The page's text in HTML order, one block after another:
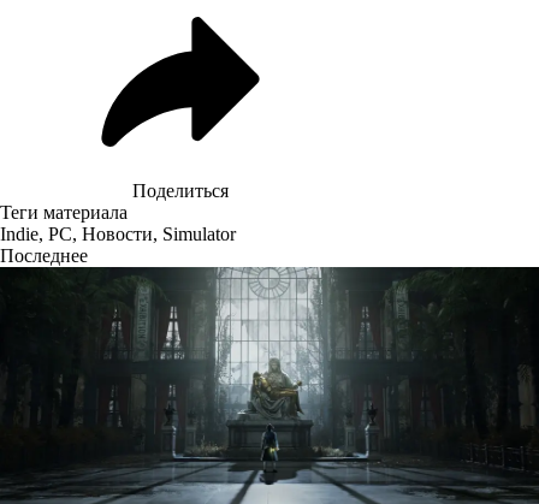
Поделиться
Теги материала
Indie, PC, Новости, Simulator
Последнее